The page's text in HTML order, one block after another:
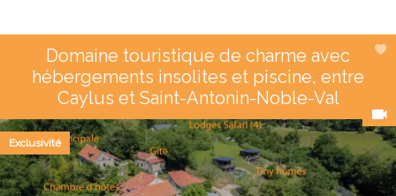
Domaine touristique de charme avec
hébergements insolites et piscine, entre
Caylus et Saint-Antonin-Noble-Val
Exclusivité